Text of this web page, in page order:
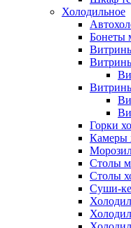
Холодильное
Бонеты
Горки
Камеры
Столы
Столы
Суши-